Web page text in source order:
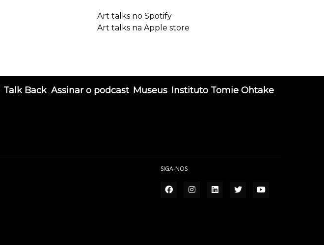
Art talks no Spotify
Art talks na Apple store
Talk Back Assinar o podcast Museus Instituto Tomie Ohtake
SIGA-NOS